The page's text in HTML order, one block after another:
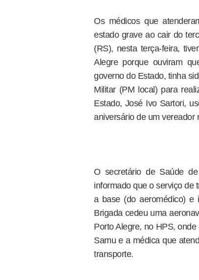
Os médicos que
estado grave ao cair do
(RS), nesta terça-feira,
Alegre porque ouviram
governo do Estado, tinha
Militar (PM local) para
Estado, José Ivo Sartori,
aniversário de um vereador
O secretário de Saúde
informado que o serviço de
a base (do aeromédico) e
Brigada cedeu uma
Porto Alegre, no HPS,
Samu e a médica que
transporte.